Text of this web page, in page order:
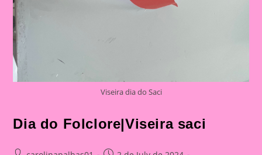
Viseira dia do Saci
Dia do Folclore|Viseira saci